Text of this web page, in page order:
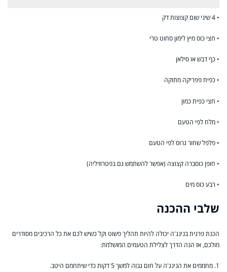
• 4 שיני שום קצוצות דק
• חצי כוס מיץ לימון סחוט טרי
• כף דבש או סילאן
• כפית פפריקה מתוקה
• חצי כפית כמון
• מלח לפי הטעם
• פלפל שחור גרוס לפי הטעם
• חופן כוסברה קצוצה (אפשר להשתמש גם בפטרוזיליה)
• רבע כוס מים
שלבי ההכנה
הכנת פרגית בנינג'ה יכולה להיות תהליך פשוט וקל כשיש לכם את כל הרכיבים מסודרים
מולכם, אז הנה הדרך לצלילת הטעמים המושלמת:
1. מחממים את הנינג'ה על חום גבוה למשך 5 דקות כדי שיתחמם היטב.